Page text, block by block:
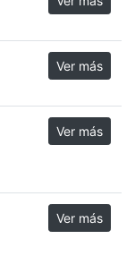
Ver más
Ver más
Ver más